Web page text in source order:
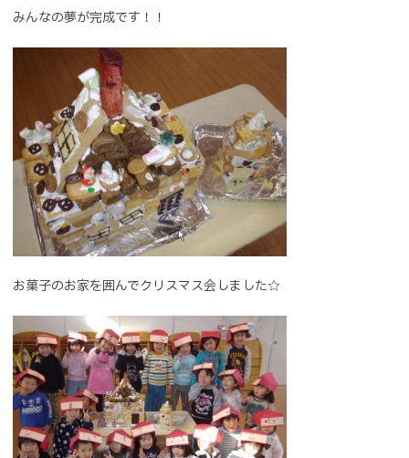
みんなの夢が完成です！！
お菓子のお家を囲んでクリスマス会しました☆